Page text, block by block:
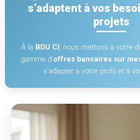
s’adaptent à vos
projets
À la BDU CI, nous mettons à votre
gamme d’offres bancaires sur
s’adapter à votre profil et à